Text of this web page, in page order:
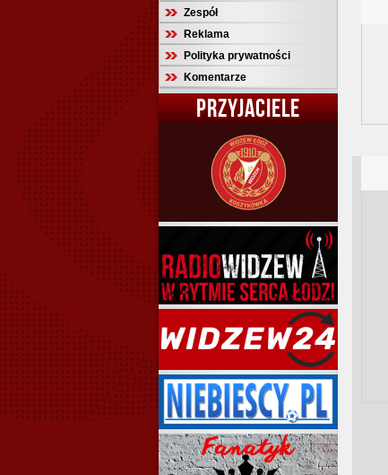
Zespół
Reklama
Polityka prywatności
Komentarze
PRZYJACIELE